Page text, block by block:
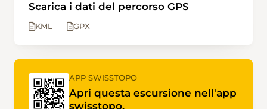
Scarica i dati del percorso GPS
KML GPX
APP SWISSTOPO
Apri questa escursione nell'app
swisstopo.